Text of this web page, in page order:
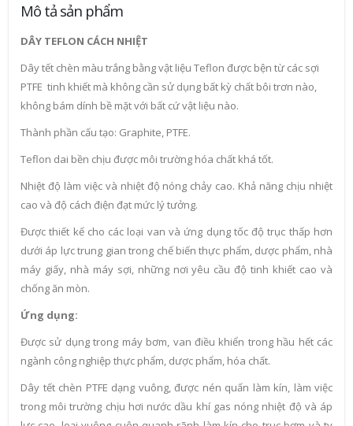
Mô tả sản phẩm
DÂY TEFLON CÁCH NHIỆT
Dây tết chèn màu trắng bằng vật liệu Teflon được bện từ các sợi
PTFE tinh khiết mà không cần sử dụng bất kỳ chất bôi trơn nào,
không bám dính bề mặt với bất cứ vật liệu nào.
Thành phần cấu tạo: Graphite, PTFE.
Teflon dai bền chịu được môi trường hóa chất khá tốt.
Nhiệt độ làm việc và nhiệt độ nóng chảy cao. Khả năng chịu nhiệt
cao và độ cách điện đạt mức lý tưởng.
Được thiết kế cho các loại van và ứng dụng tốc độ trục thấp hơn
dưới áp lực trung gian trong chế biến thực phẩm, dược phẩm, nhà
máy giấy, nhà máy sợi, những nơi yêu cầu độ tinh khiết cao và
chống ăn mòn.
Ứng dụng:
Được sử dụng trong máy bơm, van điều khiển trong hầu hết các
ngành công nghiệp thực phẩm, dược phẩm, hóa chất.
Dây tết chèn PTFE dạng vuông, được nén quấn làm kín, làm việc
trong môi trường chịu hơi nước dầu khí gas nóng nhiệt độ và áp